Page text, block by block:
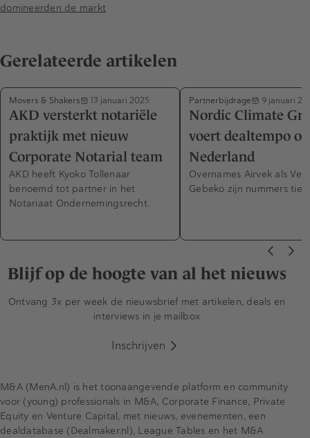
domineerden de markt
Gerelateerde artikelen
Movers & Shakers 13 januari 2025
AKD versterkt notariële
praktijk met nieuw
Corporate Notarial team
AKD heeft Kyoko Tollenaar
benoemd tot partner in het
Notariaat Ondernemingsrecht.
Partnerbijdrage 9 januari
Nordic Climate
voert dealtempo
Nederland
Overnames Airvek als
Gebeko zijn nummers
Blijf op de hoogte van al het nieuws
Ontvang 3x per week de nieuwsbrief met artikelen, deals en
interviews in je mailbox
Inschrijven
M&A (MenA.nl) is het toonaangevende platform en community
voor (young) professionals in M&A, Corporate Finance, Private
Equity en Venture Capital, met nieuws, evenementen, een
dealdatabase (Dealmaker.nl), League Tables en het M&A